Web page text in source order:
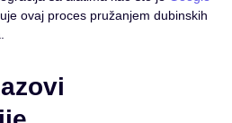
ovaj proces pružanjem dubinskih